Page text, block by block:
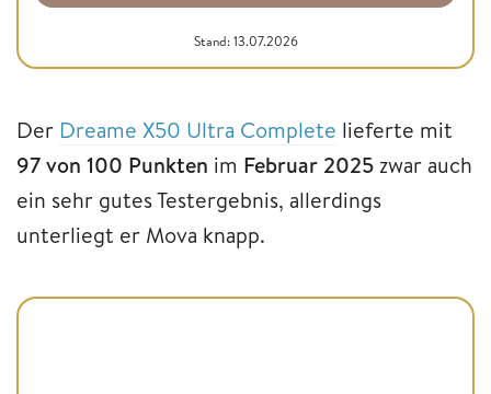
Stand: 13.07.2026
Der Dreame X50 Ultra Complete lieferte mit
97 von 100 Punkten im Februar 2025zwar auch
ein sehr gutes Testergebnis, allerdings
unterliegt er Mova knapp.